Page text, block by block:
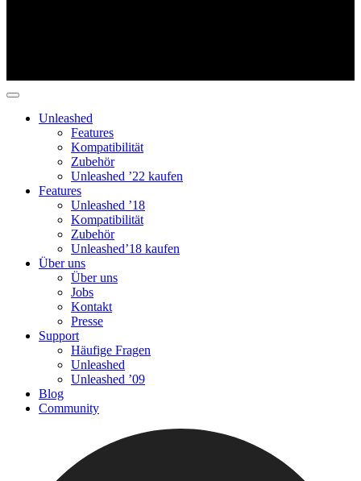
Unleashed
Features
Kompatibilität
Zubehör
Unleashed ’22 kaufen
Features
Unleashed ’18
Kompatibilität
Zubehör
Unleashed’18 kaufen
Über uns
Über uns
Jobs
Kontakt
Presse
Support
Häufige Fragen
Unleashed
Unleashed ’09
Blog
Community